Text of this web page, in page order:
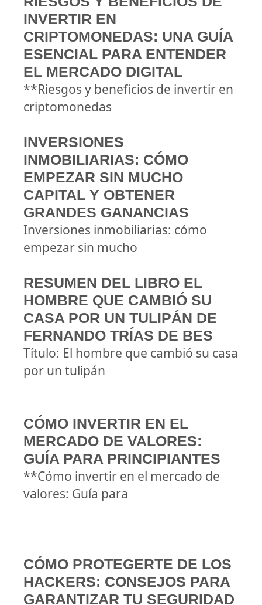
INVERTIR EN
CRIPTOMONEDAS: UNA GUÍA
ESENCIAL PARA ENTENDER
EL MERCADO DIGITAL
**Riesgos y beneficios de invertir en
criptomonedas
INVERSIONES
INMOBILIARIAS: CÓMO
EMPEZAR SIN MUCHO
CAPITAL Y OBTENER
GRANDES GANANCIAS
Inversiones inmobiliarias: cómo
empezar sin mucho
RESUMEN DEL LIBRO EL
HOMBRE QUE CAMBIÓ SU
CASA POR UN TULIPÁN DE
FERNANDO TRÍAS DE BES
Título: El hombre que cambió su casa
por un tulipán
CÓMO INVERTIR EN EL
MERCADO DE VALORES:
GUÍA PARA PRINCIPIANTES
**Cómo invertir en el mercado de
valores: Guía para
CÓMO PROTEGERTE DE LOS
HACKERS: CONSEJOS PARA
GARANTIZAR TU SEGURIDAD